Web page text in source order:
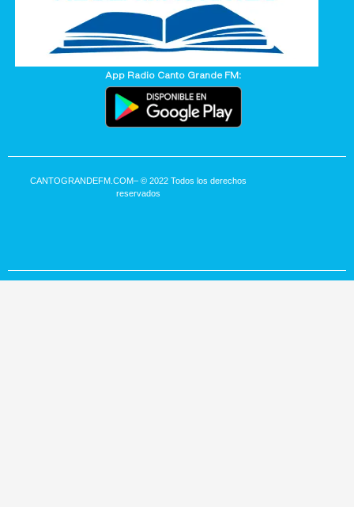
App Radio Canto Grande FM:
CANTOGRANDEFM.COM– © 2022 Todos los derechos
reservados